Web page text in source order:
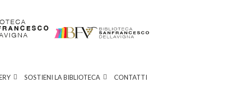
SOSTIENI LA BIBLIOTECA CONTATTI